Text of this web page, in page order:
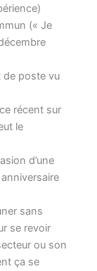
(« Je
de poste vu
récent sur
le
d’une
sans
se revoir
ou son
ça se